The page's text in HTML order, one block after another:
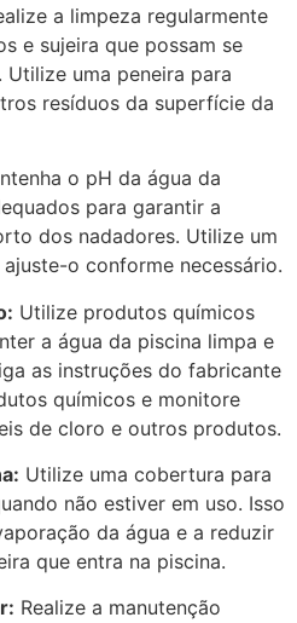
a limpeza regularmente
e sujeira que possam se
Utilize uma peneira para
resíduos da superfície da
o pH da água da
para garantir a
dos nadadores. Utilize um
o conforme necessário.
Utilize produtos químicos
a água da piscina limpa e
as instruções do fabricante
químicos e monitore
de cloro e outros produtos.
Utilize uma cobertura para
não estiver em uso. Isso
da água e a reduzir
que entra na piscina.
Realize a manutenção